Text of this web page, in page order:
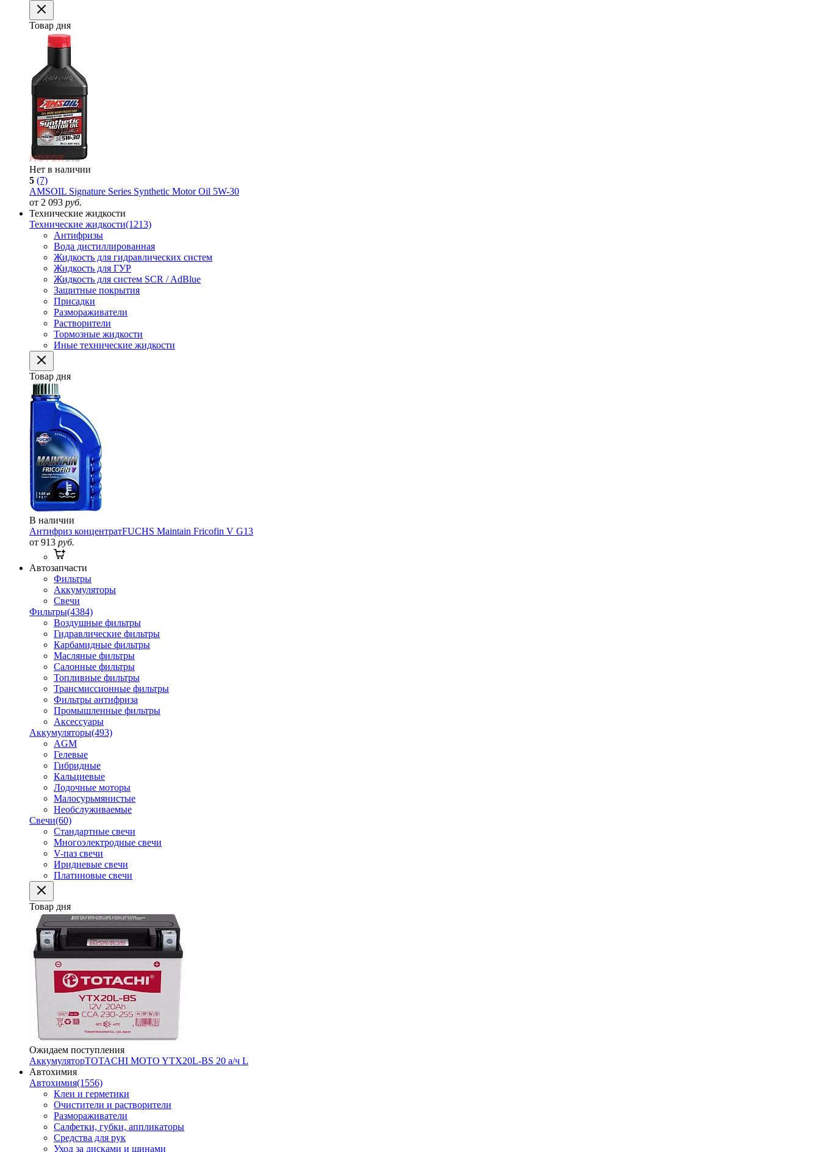
Товар дня
Нет в наличии
5 (7)
AMSOIL Signature Series Synthetic Motor Oil 5W-30
от 2 093 руб.
Технические жидкости
Технические жидкости(1213)
Антифризы
Вода дистиллированная
Жидкость для гидравлических систем
Жидкость для ГУР
Жидкость для систем SCR / AdBlue
Защитные покрытия
Присадки
Размораживатели
Растворители
Тормозные жидкости
Иные технические жидкости
Товар дня
В наличии
Антифриз концентратFUCHS Maintain Fricofin V G13
от 913 руб.
Автозапчасти
Фильтры
Аккумуляторы
Свечи
Фильтры(4384)
Воздушные фильтры
Гидравлические фильтры
Карбамидные фильтры
Масляные фильтры
Салонные фильтры
Топливные фильтры
Трансмиссионные фильтры
Фильтры антифриза
Промышленные фильтры
Аксессуары
Аккумуляторы(493)
AGM
Гелевые
Гибридные
Кальциевые
Лодочные моторы
Малосурьмянистые
Необслуживаемые
Свечи(60)
Стандартные свечи
Многоэлектродные свечи
V-паз свечи
Иридиевые свечи
Платиновые свечи
Товар дня
Ожидаем поступления
АккумуляторTOTACHI MOTO YTX20L-BS 20 а/ч L
Автохимия
Автохимия(1556)
Клеи и герметики
Очистители и растворители
Размораживатели
Салфетки, губки, аппликаторы
Средства для рук
Уход за дисками и шинами